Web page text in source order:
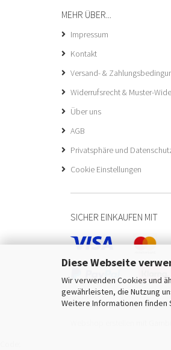
Diese Webseite
Wir verwenden Cookies und
gewährleisten, die Nutzung
Weitere Informationen finden
MEHR ÜBER...
Impressum
Kontakt
Versand- &
Widerrufsrecht & Muster-
Über uns
AGB
Privatsphäre und
Cookie Einstellungen
SICHER EINKAUFEN MIT